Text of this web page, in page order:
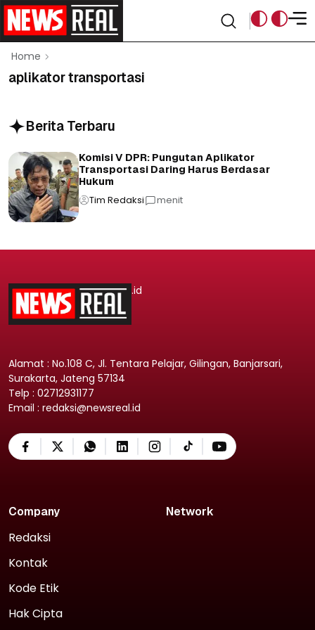
Home
aplikator transportasi
Berita Terbaru
Komisi V DPR: Pungutan Aplikator
Transportasi Daring Harus Berdasar
Hukum
Tim Redaksi menit
.id
Alamat : No.108 C, Jl. Tentara Pelajar, Gilingan, Banjarsari,
Surakarta, Jateng 57134
Telp : 02712931177
Email : redaksi@newsreal.id
Company
Redaksi
Kontak
Kode Etik
Hak Cipta
Network